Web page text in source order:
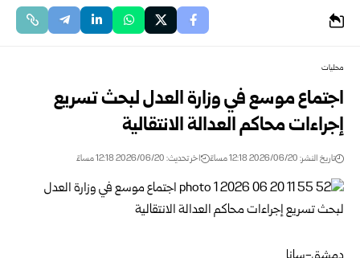
محليات
اجتماع موسع في وزارة العدل لبحث تسريع
إجراءات محاكم ‏العدالة الانتقالية
تاريخ النشر: 2026/06/20 12:18 مساءً اخر تحديث: 2026/06/20 12:18 مساءً